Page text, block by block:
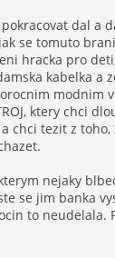
dal a
se tomuto
hracka pro
kabelka a
modnim
ktery chci
chci tezit z
nejaky
se jim banka
to neudelala.